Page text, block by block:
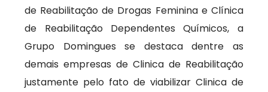
de Reabilitação de Drogas Feminina e Clínica
de Reabilitação Dependentes Químicos, a
Grupo Domingues se destaca dentre as
demais empresas de Clinica de Reabilitação
justamente pelo fato de viabilizar Clinica de